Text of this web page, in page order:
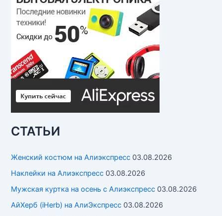
СТАТЬИ
Женский костюм на Алиэкспресс 03.08.2026
Наклейки на Алиэкспресс 03.08.2026
Мужская куртка на осень с Алиэкспресс 03.08.2026
АйХерб (iHerb) на АлиЭкспресс 03.08.2026